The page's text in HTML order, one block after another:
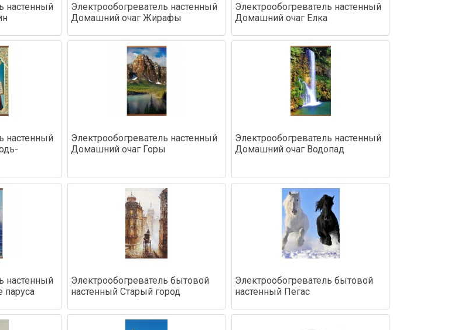
настенный
Электрообогреватель настенный
Домашний очаг Жирафы
Электрообогреватель настенный
Домашний очаг Елка
настенный
Электрообогреватель настенный
Домашний очаг Горы
Электрообогреватель настенный
Домашний очаг Водопад
настенный
Электрообогреватель бытовой
настенный Старый город
Электрообогреватель бытовой
настенный Пегас